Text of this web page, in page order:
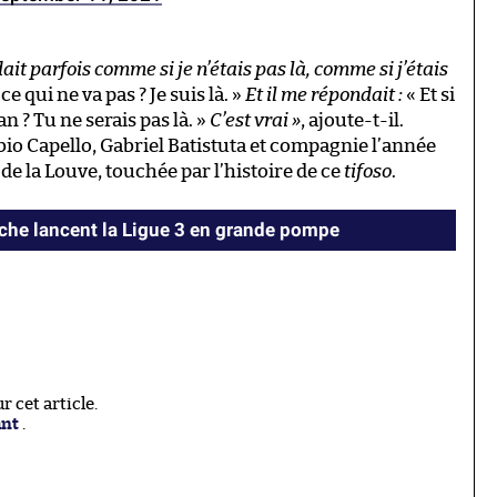
parfois comme si je n’étais pas là, comme si j’étais
qui ne va pas ? Je suis là. » Et il me répondait : « Et si
? Tu ne serais pas là. » C’est vrai », ajoute-t-il.
Capello, Gabriel Batistuta et compagnie l’année
la Louve, touchée par l’histoire de cetifoso.
lancent la Ligue 3 en grande pompe
cet article.